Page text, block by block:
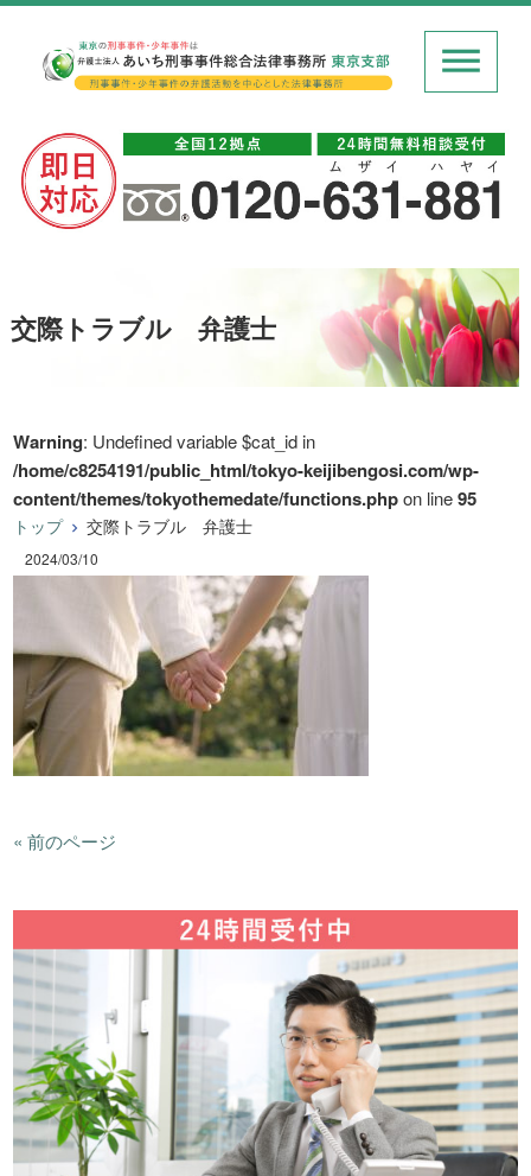
交際トラブル 弁護士
Warning: Undefined variable $cat_id in
/home/c8254191/public_html/tokyo-keijibengosi.com/wp-
content/themes/tokyothemedate/functions.phpon line95
トップ 交際トラブル 弁護士
2024/03/10
« 前のページ